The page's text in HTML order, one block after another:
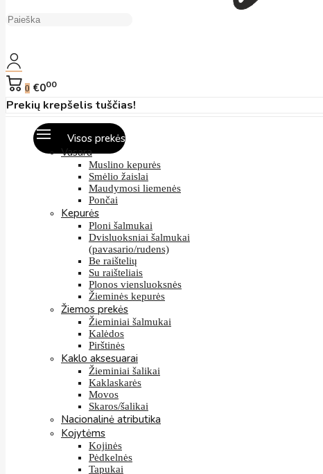
0 €000
Prekių krepšelis tuščias!
Visos prekės
Vasara
Muslino kepurės
Smėlio žaislai
Maudymosi liemenės
Pončai
Kepurės
Ploni šalmukai
Dvisluoksniai šalmukai
(pavasario/rudens)
Be raištelių
Su raišteliais
Plonos viensluoksnės
Žieminės kepurės
Žiemos prekės
Žieminiai šalmukai
Kalėdos
Pirštinės
Kaklo aksesuarai
Žieminiai šalikai
Kaklaskarės
Movos
Skaros/šalikai
Nacionalinė atributika
Kojytėms
Kojinės
Pėdkelnės
Tapukai